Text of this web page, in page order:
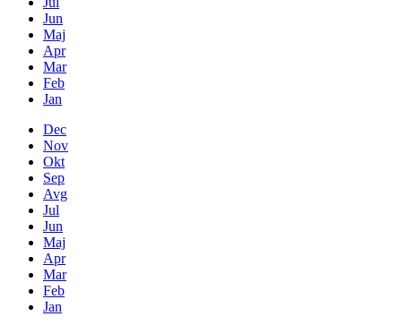
Jun
Maj
Apr
Mar
Feb
Jan
Dec
Nov
Okt
Sep
Avg
Jul
Jun
Maj
Apr
Mar
Feb
Jan